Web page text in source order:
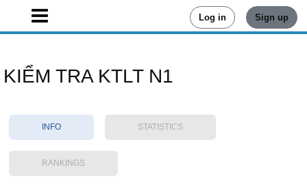
Log in Sign up
KIỂM TRA KTLT N1
INFO STATISTICS
RANKINGS